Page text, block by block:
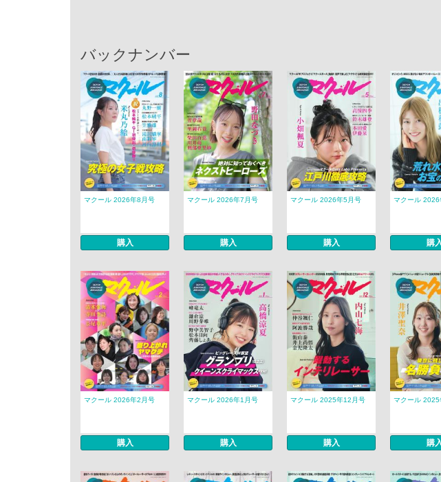
バックナンバー
マクール 2026年8月号
購入
マクール 2026年7月号
購入
マクール 2026年5月号
購入
マクール 2026
購
マクール 2026年2月号
購入
マクール 2026年1月号
購入
マクール 2025年12月号
購入
マクール
購